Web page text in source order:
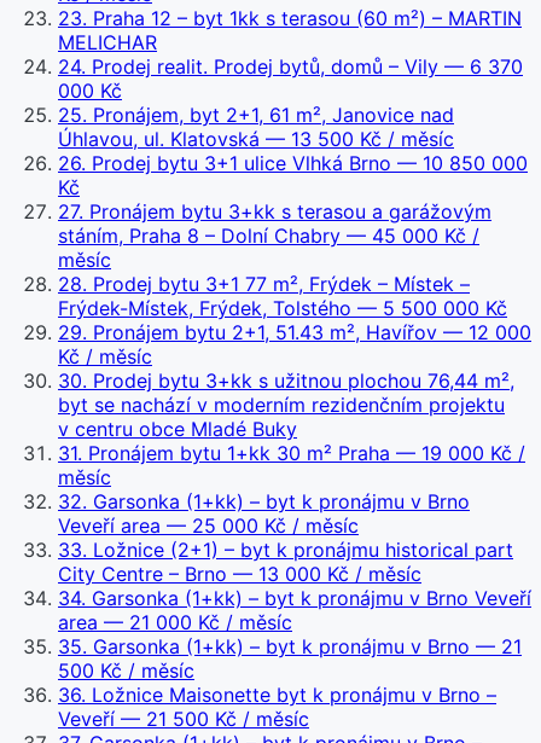
23. Praha 12 – byt 1kk s terasou (60 m²) – MARTIN
MELICHAR
24. Prodej realit. Prodej bytů, domů – Vily — 6 370
000 Kč
25. Pronájem, byt 2+1, 61 m², Janovice nad
Úhlavou, ul. Klatovská — 13 500 Kč / měsíc
26. Prodej bytu 3+1 ulice Vlhká Brno — 10 850 000
Kč
27. Pronájem bytu 3+kk s terasou a garážovým
stáním, Praha 8 – Dolní Chabry — 45 000 Kč /
měsíc
28. Prodej bytu 3+1 77 m², Frýdek – Místek –
Frýdek-Místek, Frýdek, Tolstého — 5 500 000 Kč
29. Pronájem bytu 2+1, 51.43 m², Havířov — 12 000
Kč / měsíc
30. Prodej bytu 3+kk s užitnou plochou 76,44 m²,
byt se nachází v moderním rezidenčním projektu
v centru obce Mladé Buky
31. Pronájem bytu 1+kk 30 m² Praha — 19 000 Kč /
měsíc
32. Garsonka (1+kk) – byt k pronájmu v Brno
Veveří area — 25 000 Kč / měsíc
33. Ložnice (2+1) – byt k pronájmu historical part
City Centre – Brno — 13 000 Kč / měsíc
34. Garsonka (1+kk) – byt k pronájmu v Brno Veveří
area — 21 000 Kč / měsíc
35. Garsonka (1+kk) – byt k pronájmu v Brno — 21
500 Kč / měsíc
36. Ložnice Maisonette byt k pronájmu v Brno –
Veveří — 21 500 Kč / měsíc